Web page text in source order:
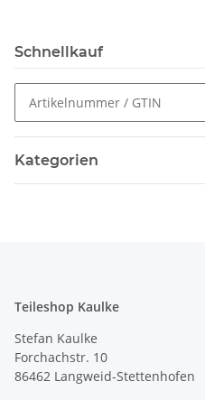
Schnellkauf
Kategorien
Teileshop Kaulke
Stefan Kaulke
Forchachstr. 10
86462 Langweid-Stettenhofen